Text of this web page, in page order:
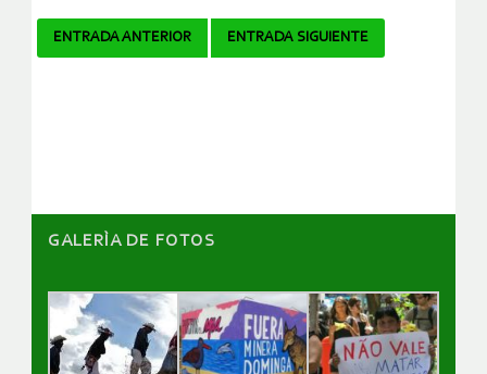
Navegador
ENTRADA ANTERIOR ENTRADA SIGUIENTE
GALERÌA DE FOTOS